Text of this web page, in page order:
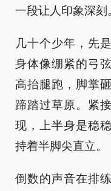
一段让人印象深刻
几十个少年，先
身体像绷紧的弓
高抬腿跑，脚掌
蹄踏过草原。紧
现，上半身是稳
持着半脚尖直立。
倒数的声音在排